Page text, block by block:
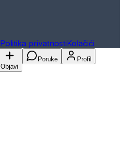
Politika privatnostiKolačići
Objavi
Poruke Profil